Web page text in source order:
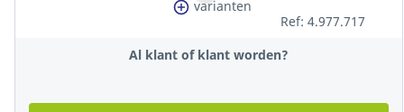
varianten
zilver
Ref: 4.977.717
Al klant of klant worden?